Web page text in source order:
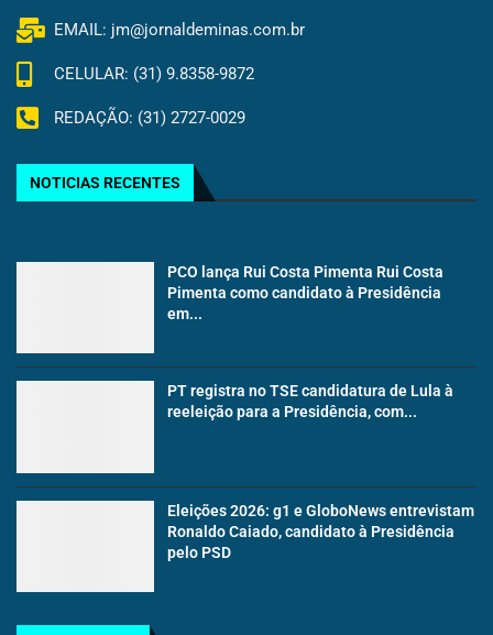
EMAIL: jm@jornaldeminas.com.br
CELULAR: (31) 9.8358-9872
REDAÇÃO: (31) 2727-0029
NOTICIAS RECENTES
PCO lança Rui Costa Pimenta Rui Costa
Pimenta como candidato à Presidência
em...
PT registra no TSE candidatura de Lula à
reeleição para a Presidência, com...
Eleições 2026: g1 e GloboNews entrevistam
Ronaldo Caiado, candidato à Presidência
pelo PSD